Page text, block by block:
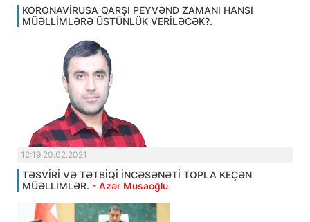
KORONAVİRUSA QARŞI PEYVƏND ZAMANI HANSI
MÜƏLLİMLƏRƏ ÜSTÜNLÜK VERİLƏCƏK?.
12:19 20.02.2021
TƏSVİRİ VƏ TƏTBİQİ İNCƏSƏNƏTİ TOPLA KEÇƏN
MÜƏLLİMLƏR. - Azər Musaoğlu